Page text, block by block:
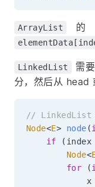
ArrayList 的
LinkedList
需
分，然后从 head
// LinkedList
Node<E> node (
if
( index
Node<
for
(
            x